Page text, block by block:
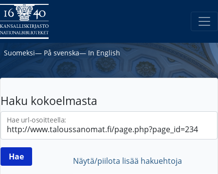
Suomeksi― På svenska― In English
Haku kokoelmasta
Hae url-osoitteella:
Näytä/piilota lisää hakuehtoja